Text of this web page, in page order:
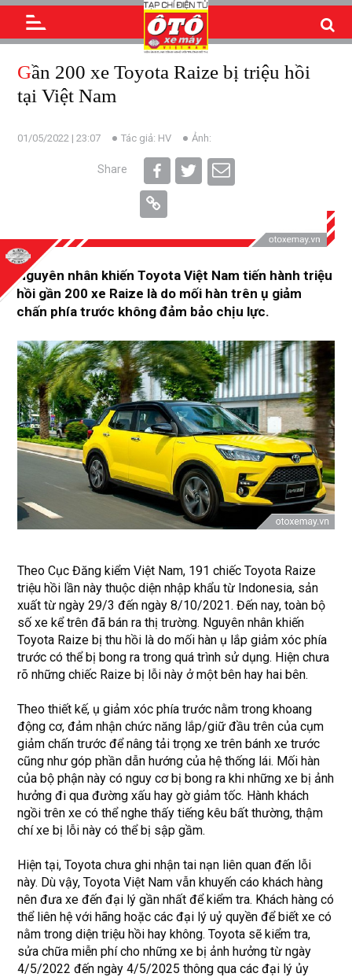
Gần 200 xe Toyota Raize bị triệu hồi
tại Việt Nam
01/05/2022 | 23:07 Tác giả: HV Ảnh:
Share
Nguyên nhân khiến Toyota Việt Nam tiến hành triệu
hồi gần 200 xe Raize là do mối hàn trên ụ giảm
chấn phía trước không đảm bảo chịu lực.
Theo Cục Đăng kiểm Việt Nam, 191 chiếc Toyota Raize
triệu hồi lần này thuộc diện nhập khẩu từ Indonesia, sản
xuất từ ngày 29/3 đến ngày 8/10/2021. Đến nay, toàn bộ
số xe kể trên đã bán ra thị trường. Nguyên nhân khiến
Toyota Raize bị thu hồi là do mối hàn ụ lắp giảm xóc phía
trước có thể bị bong ra trong quá trình sử dụng. Hiện chưa
rõ những chiếc Raize bị lỗi này ở một bên hay hai bên.
Theo thiết kế, ụ giảm xóc phía trước nằm trong khoang
động cơ, đảm nhận chức năng lắp/giữ đầu trên của cụm
giảm chấn trước để nâng tải trọng xe trên bánh xe trước
cũng như góp phần dẫn hướng của hệ thống lái. Mối hàn
của bộ phận này có nguy cơ bị bong ra khi những xe bị ảnh
hưởng đi qua đường xấu hay gờ giảm tốc. Hành khách
ngồi trên xe có thể nghe thấy tiếng kêu bất thường, thậm
chí xe bị lỗi này có thể bị sập gầm.
Hiện tại, Toyota chưa ghi nhận tai nạn liên quan đến lỗi
này. Dù vậy, Toyota Việt Nam vẫn khuyến cáo khách hàng
nên đưa xe đến đại lý gần nhất để kiểm tra. Khách hàng có
thể liên hệ với hãng hoặc các đại lý uỷ quyền để biết xe có
nằm trong diện triệu hồi hay không. Toyota sẽ kiểm tra,
sửa chữa miễn phí cho những xe bị ảnh hưởng từ ngày
4/5/2022 đến ngày 4/5/2025 thông qua các đại lý ủy